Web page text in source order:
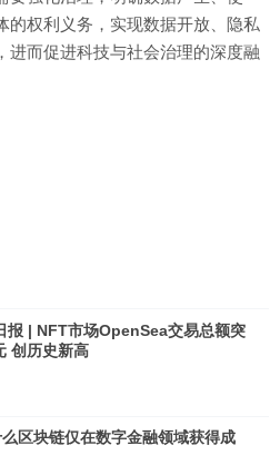
的权利义务，实现数据开放、隐私
进而促进科技与社会治理的深度融
报 | NFT市场OpenSea交易总额突
创历史新高
区块链仅在数字金融领域获得成